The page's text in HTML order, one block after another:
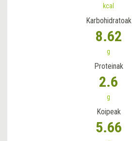
kcal
Karbohidratoak
8.62
g
Proteinak
2.6
g
Koipeak
5.66